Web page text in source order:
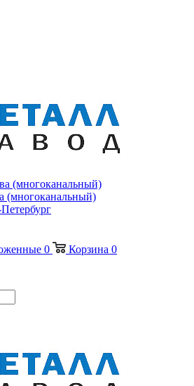
(многоканальный)
(многоканальный)
0 Корзина 0